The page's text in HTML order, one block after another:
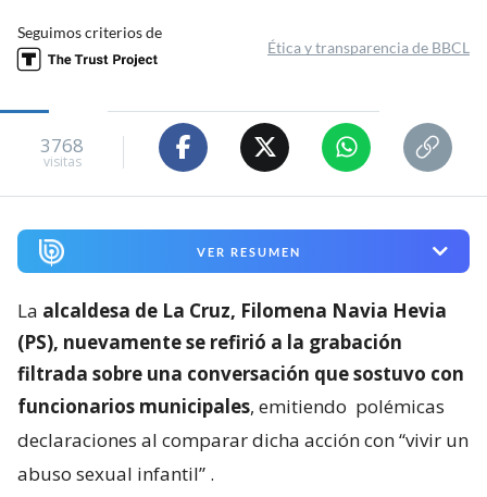
Seguimos criterios de
Ética y transparencia de BBCL
3768
visitas
VER RESUMEN
La alcaldesa de La Cruz, Filomena Navia Hevia
(PS), nuevamente se refirió a la grabación
filtrada sobre una conversación que sostuvo con
funcionarios municipales, emitiendo polémicas
declaraciones al comparar dicha acción con “vivir un
abuso sexual infantil” .